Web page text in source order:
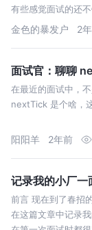
有些感觉面试的还
了，时间也面了一
金色的暴发户 2
面试官：聊聊
在最近的面试中，
nextTick 是个啥，
阳阳羊 2年前
记录我的小厂一
前言 现在到了春招
在这篇文章中记录